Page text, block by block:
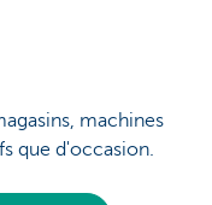
machines
que d'occasion.